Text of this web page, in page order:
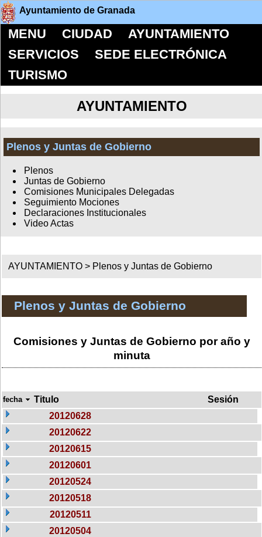
Ayuntamiento de Granada
MENU CIUDAD
AYUNTAMIENTO
SERVICIOS
SEDE ELECTRÓNICA
TURISMO
AYUNTAMIENTO
Plenos y Juntas de Gobierno
Plenos
Juntas de Gobierno
Comisiones Municipales Delegadas
Seguimiento Mociones
Declaraciones Institucionales
Video Actas
AYUNTAMIENTO > Plenos y Juntas de Gobierno
Plenos y Juntas de Gobierno
Comisiones y Juntas de Gobierno por año y
minuta
fecha Titulo
Sesión
20120628
20120622
20120615
20120601
20120524
20120518
20120511
20120504